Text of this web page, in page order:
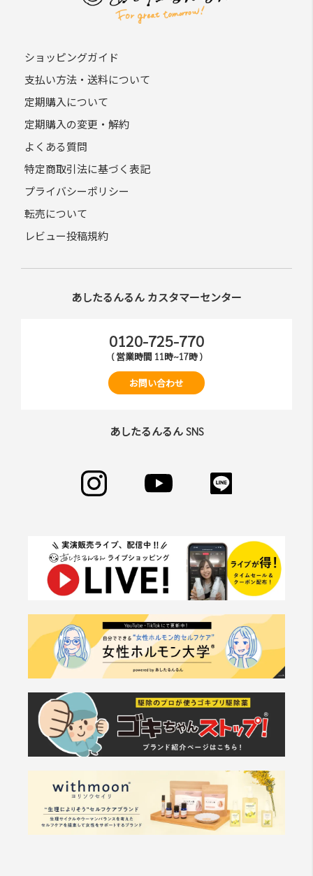
ショッピングガイド
支払い方法・送料について
定期購入について
定期購入の変更・解約
よくある質問
特定商取引法に基づく表記
プライバシーポリシー
転売について
レビュー投稿規約
あしたるんるん カスタマーセンター
0120-725-770
( 営業時間 11時~17時 )
お問い合わせ
あしたるんるん SNS